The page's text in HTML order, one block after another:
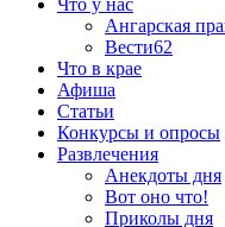
Что у нас
Ангарская
Вести62
Что в крае
Афиша
Статьи
Конкурсы и опросы
Развлечения
Анекдоты дня
Вот оно что!
Приколы дня